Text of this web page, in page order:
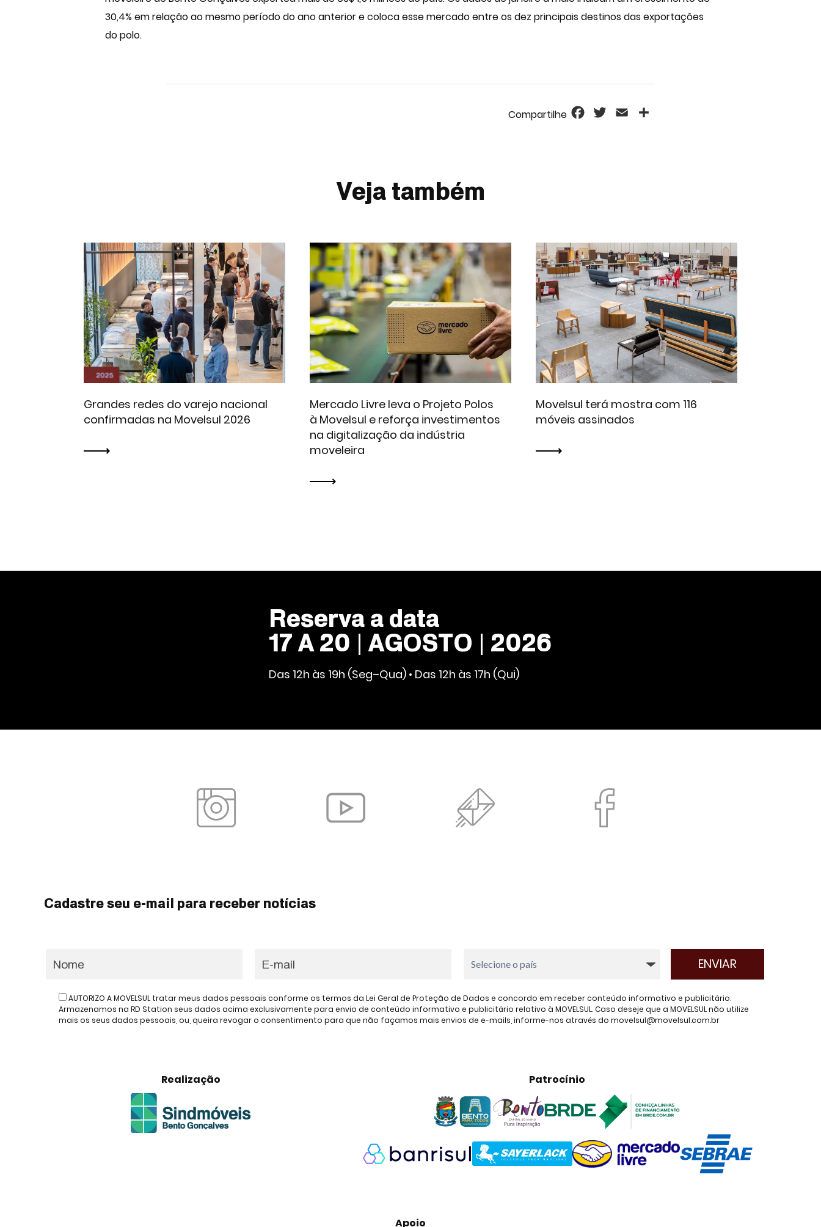
30,4% em relação ao mesmo período do ano anterior e coloca esse mercado entre os dez principais destinos das exportações
do polo.
FacebookTwitterEmail
Veja também
Grandes redes do varejo nacional
confirmadas na Movelsul 2026
Mercado Livre leva o Projeto Polos
à Movelsul e reforça investimentos
na digitalização da indústria
moveleira
Movelsul terá mostra com 116
móveis assinados
Reserva a data
17 A 20 | AGOSTO | 2026
Das 12h às 19h (Seg–Qua) • Das 12h às 17h (Qui)
Cadastre seu e-mail para receber notícias
AUTORIZO A MOVELSUL tratar meus dados pessoais conforme os termos da Lei Geral de Proteção de Dados e concordo em receber conteúdo informativo e publicitário.
Armazenamos na RD Station seus dados acima exclusivamente para envio de conteúdo informativo e publicitário relativo à MOVELSUL. Caso deseje que a MOVELSUL não utilize
mais os seus dados pessoais, ou, queira revogar o consentimento para que não façamos mais envios de e-mails, informe-nos através do movelsul@movelsul.com.br
Realização Patrocínio
Apoio